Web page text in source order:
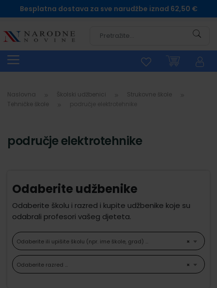
Besplatna dostava za sve narudžbe iznad 62,50 €
Naslovna Školski udžbenici
Strukovne škole
Tehničke škole
područje elektrotehnike
Odaberite udžbenike
Odaberite školu i razred i kupite udžbenike koje su
odabrali profesori vašeg djeteta.
×
Odaberite ili upišite školu (npr. ime škole, grad) ...
×
Odaberite razred ...